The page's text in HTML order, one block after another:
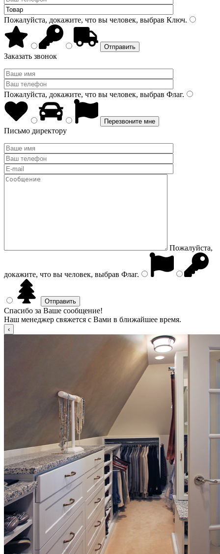
Пожалуйста, докажите, что вы человек, выбрав Ключ.
Заказать звонок
Пожалуйста, докажите, что вы человек, выбрав Флаг.
Письмо директору
Пожалуйста,
докажите, что вы человек, выбрав Флаг.
Спасибо за Ваше сообщение!
Наш менеджер свяжется с Вами в ближайшее время.